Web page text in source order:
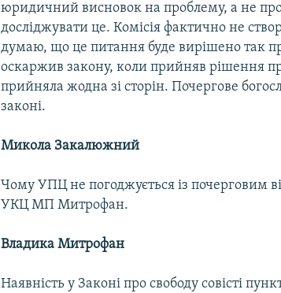
юридичний висновок на проблему, а не
досліджувати це. Комісія фактично не
думаю, що це питання буде вирішено так
оскаржив закону, коли прийняв рішення
прийняла жодна зі сторін. Почергове
законі.
Микола Закалюжний
Чому УПЦ не погоджується із почерговим
УКЦ МП Митрофан.
Владика Митрофан
Наявність у Законі про свободу совісті